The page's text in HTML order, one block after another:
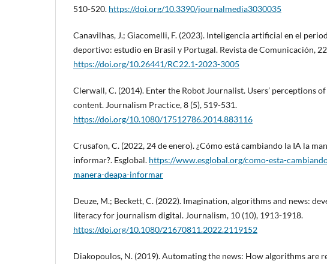
510-520. https://doi.org/10.3390/journalmedia3030035
Canavilhas, J.; Giacomelli, F. (2023). Inteligencia artificial en el
deportivo: estudio en Brasil y Portugal. Revista de Comunicación,
https://doi.org/10.26441/RC22.1-2023-3005
Clerwall, C. (2014). Enter the Robot Journalist. Users’ perceptions
content. Journalism Practice, 8 (5), 519-531.
https://doi.org/10.1080/17512786.2014.883116
Crusafon, C. (2022, 24 de enero). ¿Cómo está cambiando la IA la
informar?. Esglobal. https://www.esglobal.org/como-esta-
manera-deapa-informar
Deuze, M.; Beckett, C. (2022). Imagination, algorithms and news:
literacy for journalism digital. Journalism, 10 (10), 1913-1918.
https://doi.org/10.1080/21670811.2022.2119152
Diakopoulos, N. (2019). Automating the news: How algorithms are